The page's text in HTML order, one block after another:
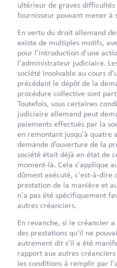
ultérieur de graves
fournisseur pouvant mener à
En vertu du droit allemand
existe de multiples motifs,
pour l'introduction d'une
l'administrateur judiciaire.
société insolvable au cours
précédant le dépôt de la
procédure collective sont
Toutefois, sous certaines
judiciaire allemand peut
paiements effectués par la
en remontant jusqu'à quatre
demande d’ouverture de la
société était déjà en état de
moment-là. Cela s'applique
dûment exécuté, c'est-à-dire
prestation de la manière et
n'a pas été spécifiquement
autres créanciers.
En revanche, si le créancier
des prestations qu'il ne
autrement dit s'il a été
rapport aux autres
les conditions à remplir par